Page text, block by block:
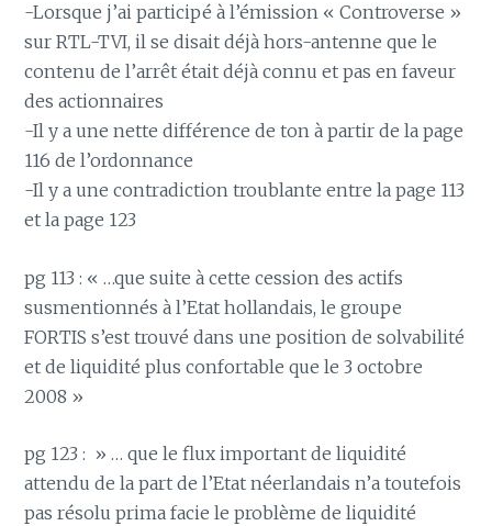
-Lorsque j’ai participé à l’émission « Controverse »
sur RTL-TVI, il se disait déjà hors-antenne que le
contenu de l’arrêt était déjà connu et pas en faveur
des actionnaires
-Il y a une nette différence de ton à partir de la page
116 de l’ordonnance
-Il y a une contradiction troublante entre la page 113
et la page 123
pg 113 : « …que suite à cette cession des actifs
susmentionnés à l’Etat hollandais, le groupe
FORTIS s’est trouvé dans une position de solvabilité
et de liquidité plus confortable que le 3 octobre
2008 »
pg 123 : » … que le flux important de liquidité
attendu de la part de l’Etat néerlandais n’a toutefois
pas résolu prima facie le problème de liquidité